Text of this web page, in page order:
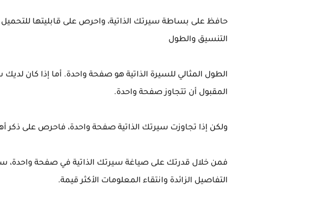
حافظ على بساطة سيرتك الذاتية، واحرص على قابليتها
التنسيق والطول
الطول المثالي للسيرة الذاتية هو صفحة واحدة. أما إذا كان
المقبول أن تتجاوز صفحة واحدة.
ولكن إذا تجاوزت سيرتك الذاتية صفحة واحدة، فاحرص على ذكر
فمن خلال قدرتك على صياغة سيرتك الذاتية في صفحة واحدة،
التفاصيل الزائدة وانتقاء المعلومات الأكثر قيمة.